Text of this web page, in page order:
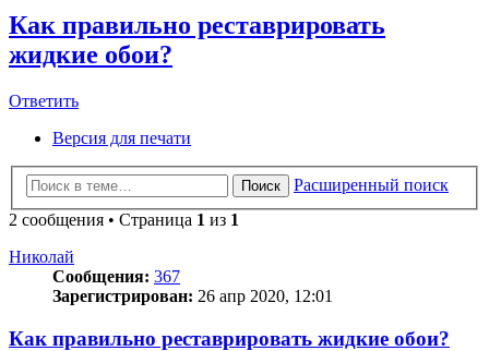
Как правильно реставрировать
жидкие обои?
Ответить
Ответить
Версия для печати
Поиск
Расширенный поиск
2 сообщения • Страница 1 из 1
Николай
Сообщения: 367
Зарегистрирован: 26 апр 2020, 12:01
Как правильно реставрировать жидкие обои?